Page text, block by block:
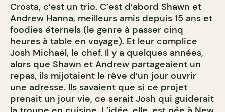
Crosta, c’est un trio. C’est d’abord Shawn et
Andrew Hanna, meilleurs amis depuis 15 ans et
foodies éternels (le genre à passer cinq
heures à table en voyage). Et leur complice
Josh Michael, le chef. Il y a quelques années,
alors que Shawn et Andrew partageaient un
repas, ils mijotaient le rêve d’un jour ouvrir
une adresse. Ils savaient que si ce projet
prenait un jour vie, ce serait Josh qui guiderait